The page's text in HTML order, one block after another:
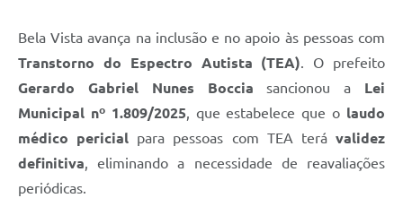
Bela Vista avança na inclusão e no apoio às pessoas com
Transtorno do Espectro Autista (TEA). O prefeito
Gerardo Gabriel Nunes Boccia sancionou a Lei
Municipal nº 1.809/2025, que estabelece que o laudo
médico pericial para pessoas com TEA terávalidez
definitiva, eliminando a necessidade de reavaliações
periódicas.